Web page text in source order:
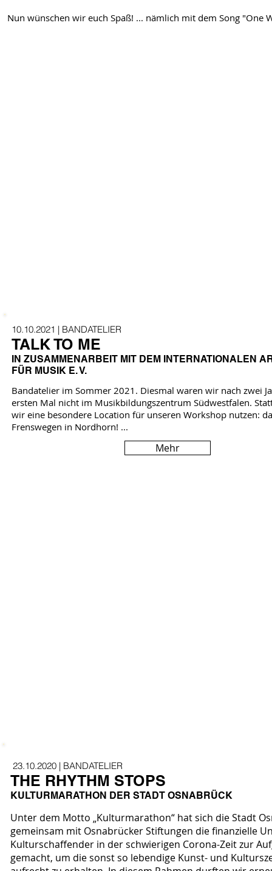
Nun wünschen wir euch Spaß! ... nämlich mit dem Song "One
10.10.2021 | BANDATELIER
TALK TO ME
IN ZUSAMMENARBEIT MIT DEM INTERNATIONALEN
FÜR MUSIK E. V.
Bandatelier im Sommer 2021. Diesmal waren wir nach zwei
ersten Mal nicht im Musikbildungszentrum Südwestfalen.
wir eine besondere Location für unseren Workshop nutzen:
Frenswegen in Nordhorn! ...
Mehr
23.10.2020 | BANDATELIER
THE RHYTHM STOPS
KULTURMARATHON DER STADT OSNABRÜCK
Unter dem Motto „Kulturmarathon“ hat sich die Stadt
gemeinsam mit Osnabrücker Stiftungen die finanzielle
Kulturschaffender in der schwierigen Corona-Zeit zur
gemacht, um die sonst so lebendige Kunst- und